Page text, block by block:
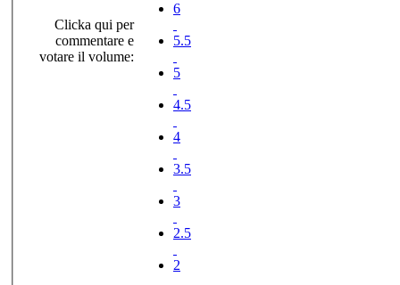
Clicka qui per
commentare e
votare il volume:
6
5.5
5
4.5
4
3.5
3
2.5
2